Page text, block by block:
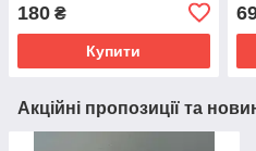
Подарункова брендова
упаковка
180 ₴
Купити
Акційні пропозиції та